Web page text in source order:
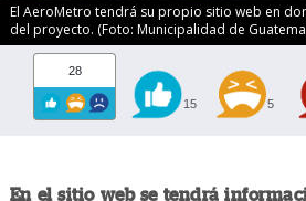
El AeroMetro tendrá su propio sitio web en
del proyecto. (Foto: Municipalidad de
28
15 5
En el sitio web se tendrá